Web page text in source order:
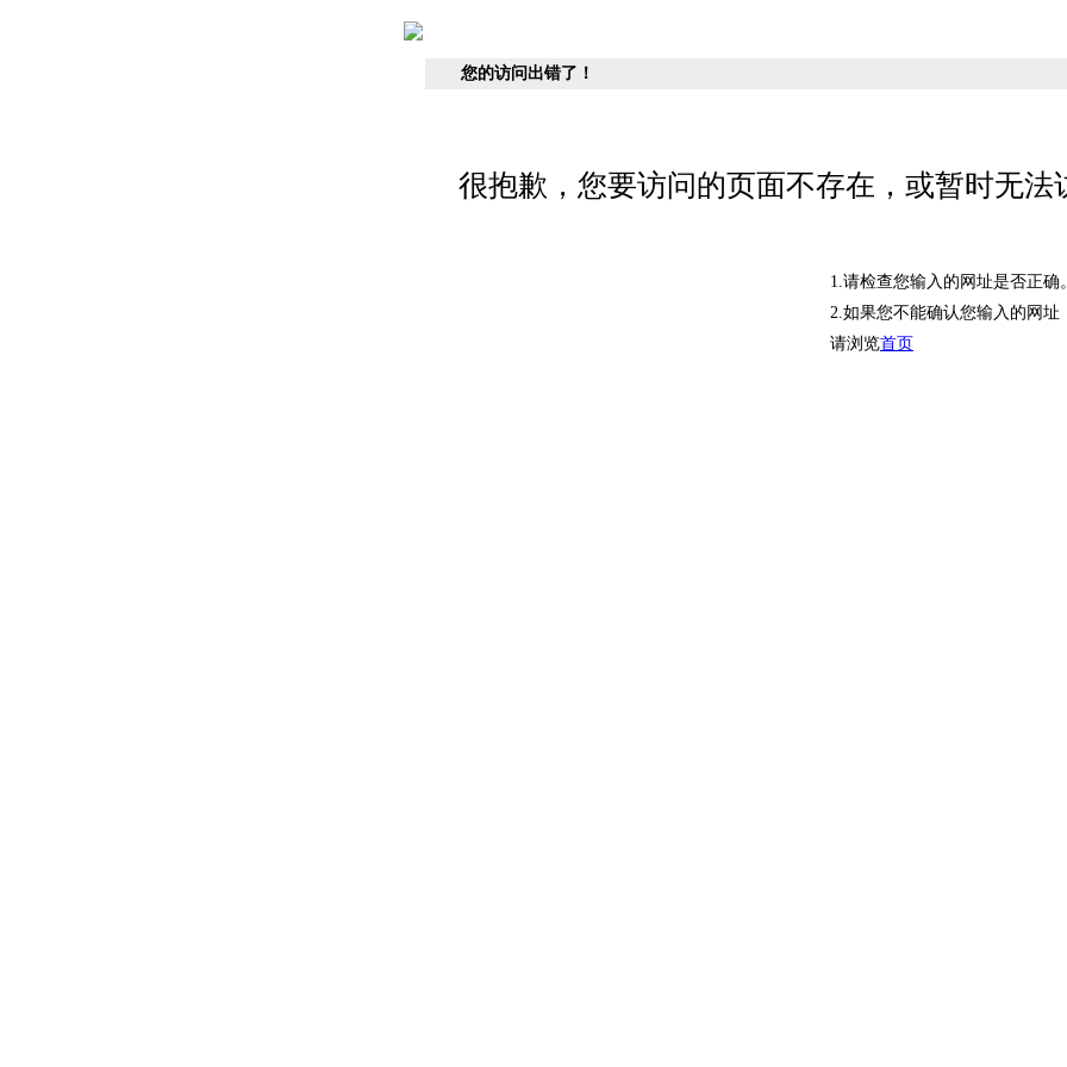
您的访问出错了！
很抱歉，您要访问的页面不存在，或暂时无法
1.请检查您输入的网址是否正确。
2.如果您不能确认您输入的网址
请浏览首页